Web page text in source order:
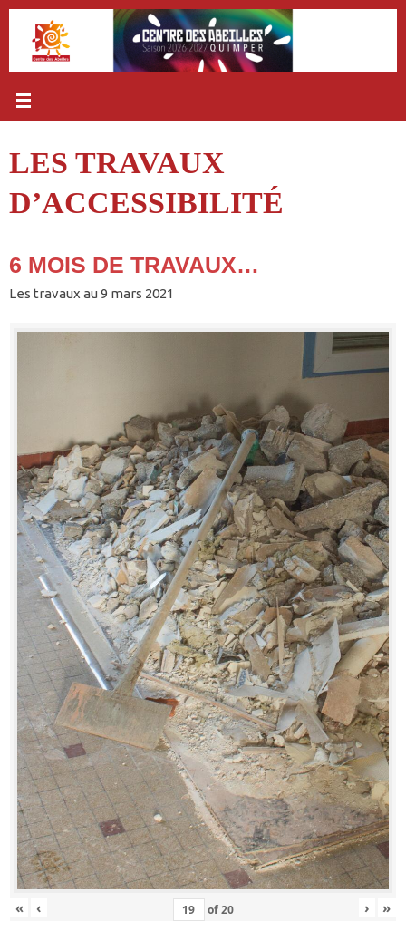
Passer
contenu
LES TRAVAUX
D’ACCESSIBILITÉ
6 MOIS DE TRAVAUX…
Les travaux au 9 mars 2021
« ‹ of20 › »